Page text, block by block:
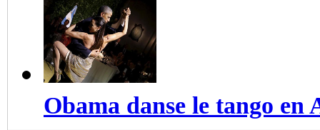
Obama danse le tango en